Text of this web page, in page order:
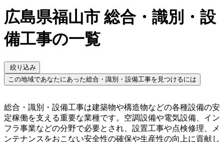
広島県福山市 総合・識別・設
備工事の一覧
絞り込み
この地域であなたにあった総合・識別・設備工事を見つけるには
総合・識別・設備工事は建築物や構造物などの各種設備の安
定稼働を支える重要な業種です。空調設備や電気設備、イン
フラ事業などの分野で必要とされ、設置工事や点検修理、メ
ンテナンスをおこない安全性の確保や生産性の向上に貢献し